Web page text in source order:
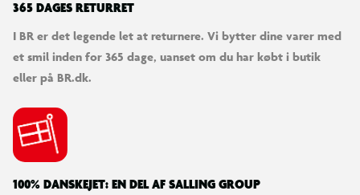
365 DAGES RETURRET
I BR er det legende let at returnere. Vi bytter dine varer med
et smil inden for 365 dage, uanset om du har købt i butik
eller på BR.dk.
100% DANSKEJET: EN DEL AF SALLING GROUP